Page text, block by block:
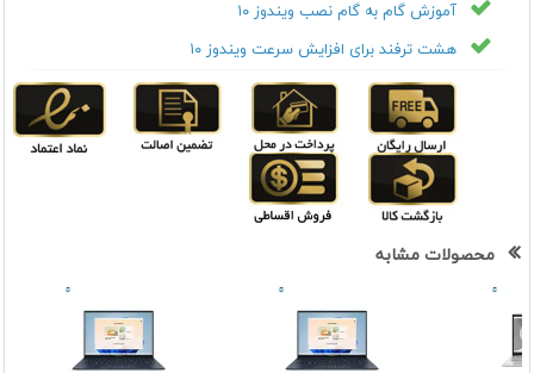
آموزش گام به گام نصب ویندوز ۱۰
هشت ترفند برای افزایش سرعت ویندوز ۱۰
محصولات مشابه